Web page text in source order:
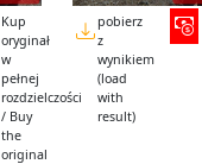
Kup
oryginał
w
pełnej
rozdzielczości
/ Buy
the
original
pobierz
z
wynikiem
(load
with
result)